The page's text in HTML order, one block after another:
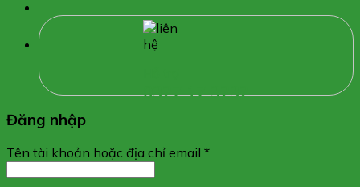
0327 17 3232
Đăng nhập
Tên tài khoản hoặc địa chỉ email *